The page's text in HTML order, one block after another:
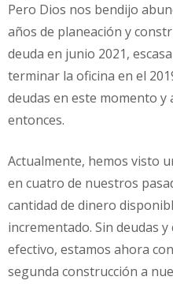
Pero Dios nos bendijo
años de planeación y
deuda en junio 2021,
terminar la oficina en el
deudas en este momento y
entonces.
Actualmente, hemos visto
en cuatro de nuestros
cantidad de dinero
incrementado. Sin deudas
efectivo, estamos ahora
segunda construcción a